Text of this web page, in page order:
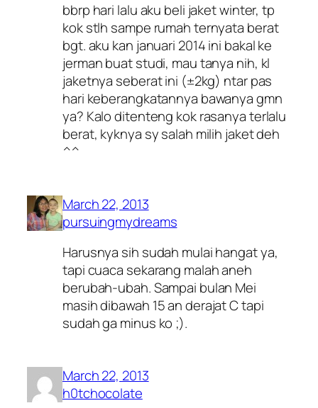
bbrp hari lalu aku beli jaket winter, tp
kok stlh sampe rumah ternyata berat
bgt. aku kan januari 2014 ini bakal ke
jerman buat studi, mau tanya nih, kl
jaketnya seberat ini (±2kg) ntar pas
hari keberangkatannya bawanya gmn
ya? Kalo ditenteng kok rasanya terlalu
berat, kyknya sy salah milih jaket deh
^^
March 22, 2013
pursuingmydreams
Harusnya sih sudah mulai hangat ya,
tapi cuaca sekarang malah aneh
berubah-ubah. Sampai bulan Mei
masih dibawah 15 an derajat C tapi
sudah ga minus ko ;).
March 22, 2013
h0tchocolate